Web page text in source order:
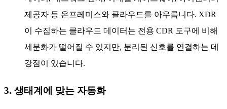
제공자 등 온프레미스와 클라우드를 아우릅니다. XDR
이 수집하는 클라우드 데이터는 전용 CDR 도구에 비해
세분화가 떨어질 수 있지만, 분리된 신호를 연결하는 데
강점이 있습니다.
3. 생태계에 맞는 자동화